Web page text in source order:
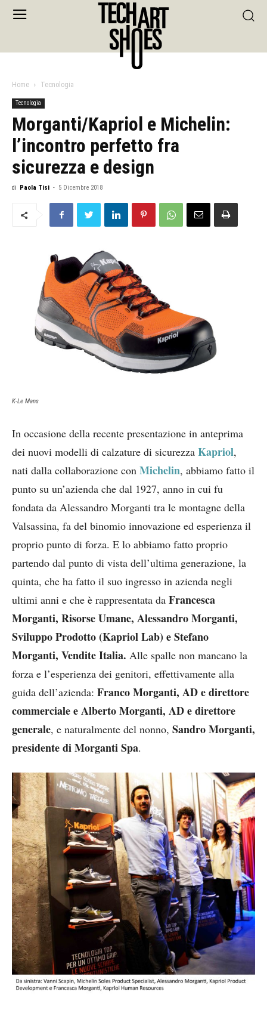
Home Tecnologia
Tecnologia
Morganti/Kapriol e Michelin:
l’incontro perfetto fra
sicurezza e design
di Paola Tisi - 5 Dicembre 2018
K-Le Mans
In occasione della recente presentazione in anteprima
dei nuovi modelli di calzature di sicurezza Kapriol,
nati dalla collaborazione con Michelin, abbiamo fatto il
punto su un’azienda che dal 1927, anno in cui fu
fondata da Alessandro Morganti tra le montagne della
Valsassina, fa del binomio innovazione ed esperienza il
proprio punto di forza. E lo abbiamo fatto proprio
partendo dal punto di vista dell’ultima generazione, la
quinta, che ha fatto il suo ingresso in azienda negli
ultimi anni e che è rappresentata da Francesca
Morganti, Risorse Umane, Alessandro Morganti,
Sviluppo Prodotto (Kapriol Lab) e Stefano
Morganti, Vendite Italia. Alle spalle non mancano la
forza e l’esperienza dei genitori, effettivamente alla
guida dell’azienda: Franco Morganti, AD e direttore
commerciale e Alberto Morganti, AD e direttore
generale, e naturalmente del nonno, Sandro Morganti,
presidente di Morganti Spa.